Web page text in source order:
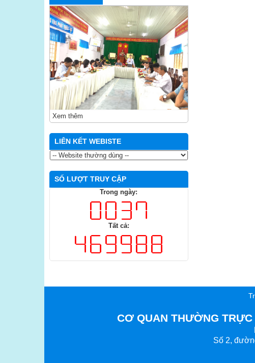
Xem thêm
LIÊN KẾT WEBISTE
SỐ LƯỢT TRUY CẬP
Trong ngày:
Tất cả:
CƠ QUAN THƯỜNG
Số 2,